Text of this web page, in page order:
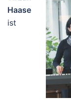
Haase
ist